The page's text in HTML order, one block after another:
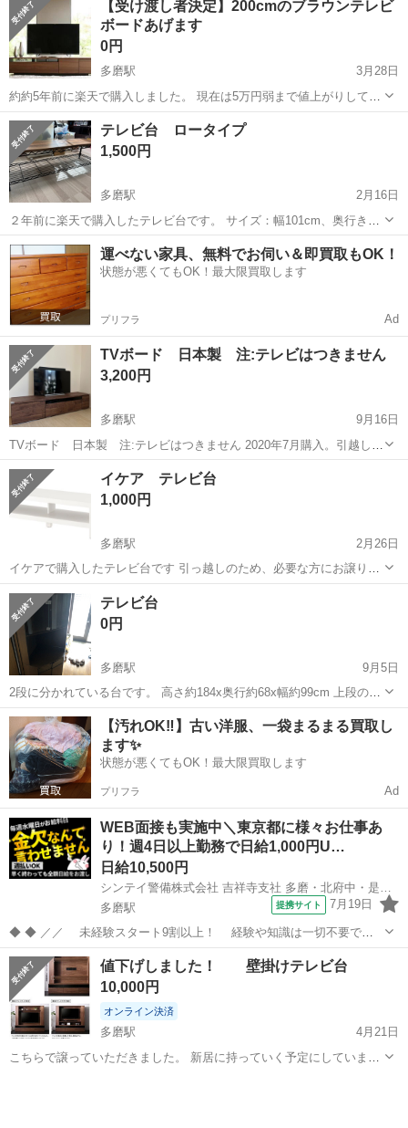
【受け渡し者決定】200cmのブラウンテレビ
ボードあげます
0円
多磨駅
3月28日
約約5年前に楽天で購入しました。 現在は5万円弱まで値上がりしてい
ます。 大きな傷はないかと思いますが、四隅にスレや細かい傷はあり
ます。傷の具合は写真を参照ください。 野川公園の近くまで取りに来
ていただける方にお譲りしま...
東京 調布市 多磨駅 収納家具 楽天
テレビ台 ロータイプ
1,500円
多磨駅
2月16日
２年前に楽天で購入したテレビ台です。 サイズ：幅101cm、奥行き
31cm、高さ30cm 下段は位置を調整できます。 なるべく早く引き取っ
てくださる方を優先させて頂きます。
東京 府中市 多磨駅 収納家具 ロー
運べない家具、無料でお伺い＆即買取もOK！
状態が悪くてもOK！最大限買取します
プリフラ Ad
TVボード 日本製 注:テレビはつきません
3,200円
多磨駅
9月16日
TVボード 日本製 注:テレビはつきません 2020年7月購入。引越しの
ためお譲りいたします。 TV台のみのお譲りとさせていただきます。
サイズなどは画像よりご参考ください。 ご参考までにテレビは43型と
なっております。 ...
東京 収納家具
イケア テレビ台
1,000円
多磨駅
2月26日
イケアで購入したテレビ台です 引っ越しのため、必要な方にお譲りし
ます(๑˃̵ᴗ˂̵) サイズ : 120×35×36 (縦、幅、高さ) 重さ : 16kg 定価 :
¥7,999 結構重たいです、、女性1人では持ち帰る...
東京 府中市 多磨駅
テレビ台
0円
多磨駅
9月5日
2段に分かれている台です。 高さ約184x奥行約68x幅約99cm 上段の高
さ約121cm 中古のためキズ、汚れあります。状態ご理解いただける方
に。 土日に府中市紅葉丘の家まで取りに来ていただける方お願い致し
ます。
東京 府中市 多磨駅 収納家具 キズ
【汚れOK‼️】古い洋服、一袋まるまる買取し
ます✨
状態が悪くてもOK！最大限買取します
プリフラ Ad
WEB面接も実施中＼東京都に様々お仕事あ
り！週4日以上勤務で日給1,000円U…
日給10,500円
多磨駅
提携サイト 7月19日
◆ ◆ ／／ 未経験スタート9割以上！ 経験や知識は一切不要で始
めやすい♪ シフトの強制もないですし 自分のペースで働くことも
できるので 続けやすい♪働きやすい♪ ＼＼ 『シフトが削られた…』
『思うように稼...
東京 府中市 多磨駅 警備員
値下げしました！ 壁掛けテレビ台
10,000円
オンライン決済
多磨駅
4月21日
こちらで譲っていただきました。 新居に持っていく予定にしていまし